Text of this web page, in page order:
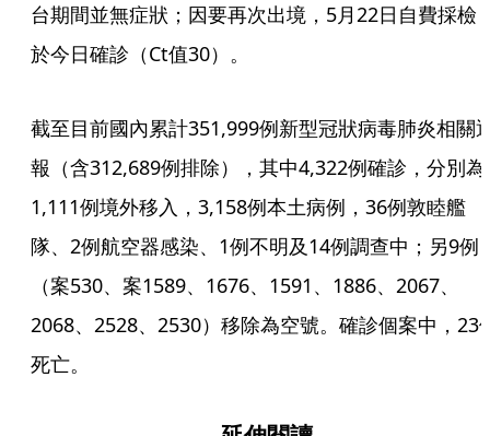
台期間並無症狀；因要再次出境，5月22日自費採檢
於今日確診（Ct值30）。
截至目前國內累計351,999例新型冠狀病毒肺炎相關
報（含312,689例排除），其中4,322例確診，分別為
1,111例境外移入，3,158例本土病例，36例敦睦艦
隊、2例航空器感染、1例不明及14例調查中；另9例
（案530、案1589、1676、1591、1886、2067、
2068、2528、2530）移除為空號。確診個案中，23
死亡。